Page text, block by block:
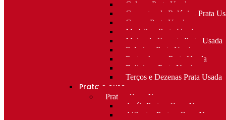
Colares Prata Usada
Correntes de Relógios Prata
Cruzes Prata Usada
Medalhas Prata Usada
Molas de Gravata Prata Usada
Pulseiras Prata Usada
Porta-chaves Prata Usada
Religioso Prata Usada
Terços e Dezenas Prata Usada
Prata e ouro
Prata e Ouro Novo
Anéis Prata e Ouro Novo
Alfinetes Prata e Ouro Novo